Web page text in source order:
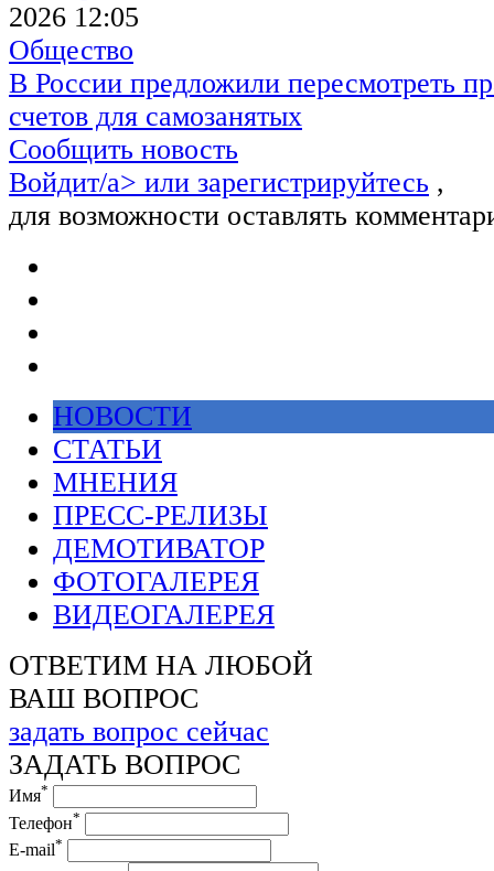
2026 12:05
Общество
В России предложили пересмотреть
счетов для самозанятых
Сообщить новость
Войдит/a> или зарегистрируйтесь ,
для возможности оставлять
НОВОСТИ
СТАТЬИ
МНЕНИЯ
ПРЕСС-РЕЛИЗЫ
ДЕМОТИВАТОР
ФОТОГАЛЕРЕЯ
ВИДЕОГАЛЕРЕЯ
ОТВЕТИМ НА ЛЮБОЙ
ВАШ ВОПРОС
задать вопрос сейчас
ЗАДАТЬ ВОПРОС
Имя*
Телефон*
E-mail*